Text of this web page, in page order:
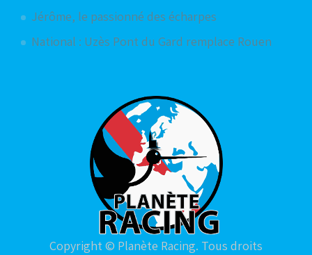
Jérôme, le passionné des écharpes
National : Uzès Pont du Gard remplace Rouen
Copyright © Planète Racing. Tous droits